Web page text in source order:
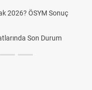
ÖSYM Sonuç
Son Durum